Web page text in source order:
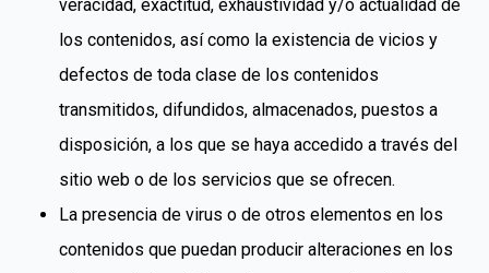
veracidad, exactitud, exhaustividad y/o actualidad de
los contenidos, así como la existencia de vicios y
defectos de toda clase de los contenidos
transmitidos, difundidos, almacenados, puestos a
disposición, a los que se haya accedido a través del
sitio web o de los servicios que se ofrecen.
La presencia de virus o de otros elementos en los
contenidos que puedan producir alteraciones en los